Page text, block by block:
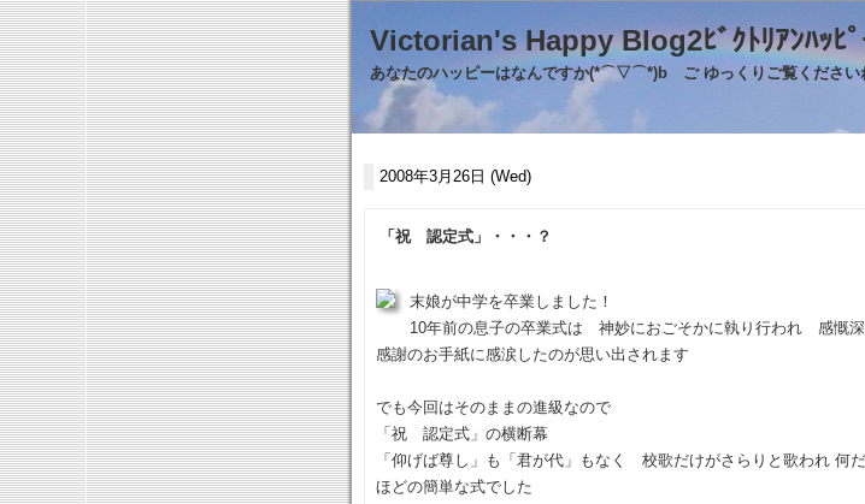
Victorian's Happy Blog2ﾋﾞｸﾄﾘ
あなたのハッピーはなんですか(*⌒▽⌒*)b ご ゆっくりご覧ください
2008年3月26日 (Wed)
「祝 認定式」・・・？
末娘が中学を卒業しました！
10年前の息子の卒業式は 神妙におごそかに執り行われ 感慨
感謝のお手紙に感涙したのが思い出されます
でも今回はそのままの進級なので
「祝 認定式」の横断幕
「仰げば尊し」も「君が代」もなく 校歌だけがさらりと歌われ 何
ほどの簡単な式でした